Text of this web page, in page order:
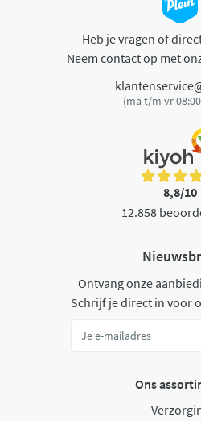
Heb je vragen of
Neem contact op met
(ma t/m vr
8,8/10
12.858
Ontvang onze
Schrijf je direct in voor
Ons